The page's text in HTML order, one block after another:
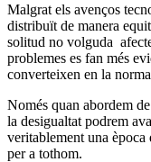
Malgrat els avenços
distribuït de manera
solitud no volguda
problemes es fan més
converteixen en la
Només quan abordem
la desigualtat podrem
veritablement una època
per a tothom.